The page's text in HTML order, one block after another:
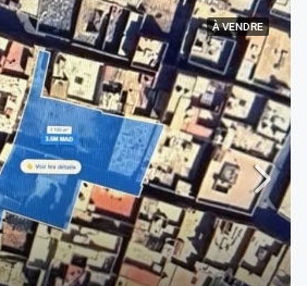
À VENDRE